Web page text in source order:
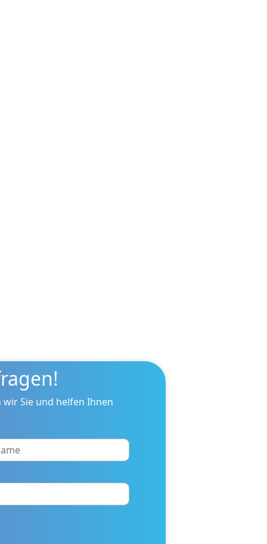
Sie und helfen Ihnen